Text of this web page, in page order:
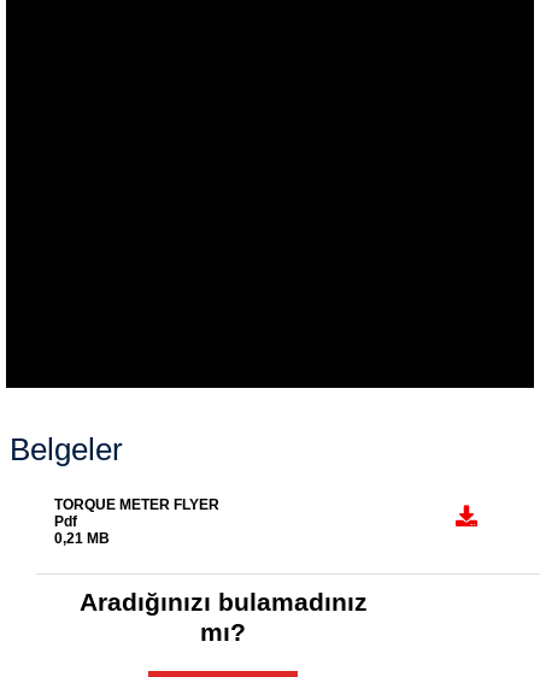
Belgeler
TORQUE METER FLYER
Pdf
0,21 MB
Aradığınızı bulamadınız
mı?